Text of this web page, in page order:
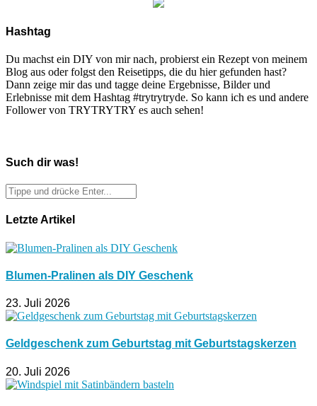
Hashtag
Du machst ein DIY von mir nach, probierst ein Rezept von meinem
Blog aus oder folgst den Reisetipps, die du hier gefunden hast?
Dann zeige mir das und tagge deine Ergebnisse, Bilder und
Erlebnisse mit dem Hashtag #trytrytryde. So kann ich es und andere
Follower von TRYTRYTRY es auch sehen!
Such dir was!
Letzte Artikel
Blumen-Pralinen als DIY Geschenk
23. Juli 2026
Geldgeschenk zum Geburtstag mit Geburtstagskerzen
20. Juli 2026